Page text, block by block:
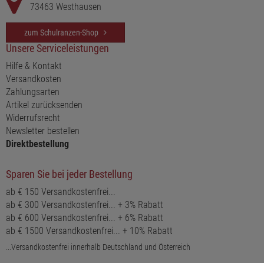
73463 Westhausen
zum Schulranzen-Shop
Unsere Serviceleistungen
Hilfe & Kontakt
Versandkosten
Zahlungsarten
Artikel zurücksenden
Widerrufsrecht
Newsletter bestellen
Direktbestellung
Sparen Sie bei jeder Bestellung
ab € 150 Versandkostenfrei...
ab € 300 Versandkostenfrei... + 3% Rabatt
ab € 600 Versandkostenfrei... + 6% Rabatt
ab € 1500 Versandkostenfrei... + 10% Rabatt
...Versandkostenfrei innerhalb Deutschland und Österreich